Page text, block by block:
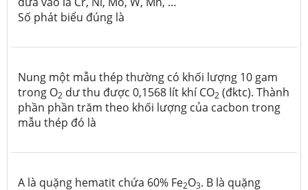
Số phát biểu đúng là
Nung một mẫu thép thường có khối lượng 10 gam
trong O2 dư thu được 0,1568 lít khí CO2 (đktc). Thành
phần phần trăm theo khối lượng của cacbon trong
mẫu thép đó là
A là quặng hematit chứa 60% Fe2O3. B là quặng